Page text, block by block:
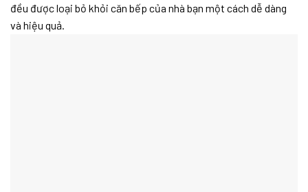
đều được loại bỏ khỏi căn bếp của nhà bạn một cách dễ dàng
và hiệu quả.